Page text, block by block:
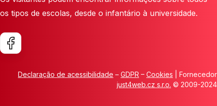
os tipos de escolas, desde o infantário à universidade.
Declaração de acessibilidade – GDPR – Cookies | Fornecedor
just4web.cz s.r.o. © 2009-2024